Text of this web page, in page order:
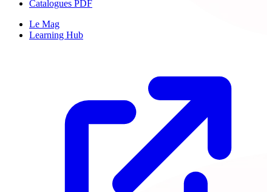
Catalogues PDF
Le Mag
Learning Hub